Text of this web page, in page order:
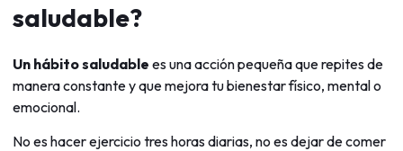
saludable?
Un hábito saludable es una acción pequeña que repites de
manera constante y que mejora tu bienestar físico, mental o
emocional.
No es hacer ejercicio tres horas diarias, no es dejar de comer